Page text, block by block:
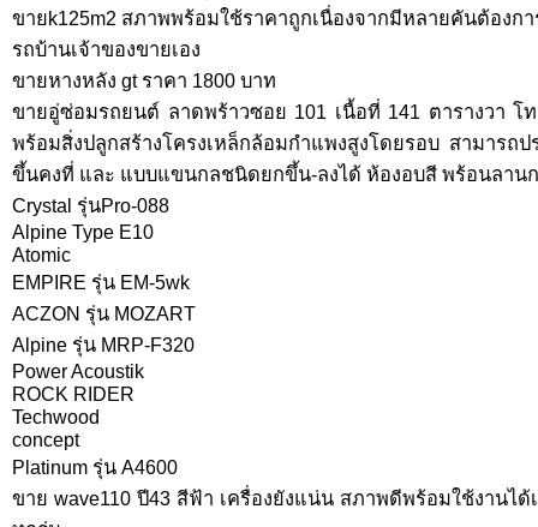
ขายk125m2 สภาพพร้อมใช้ราคาถูกเนื่องจากมีหลายคันต้องกา
รถบ้านเจ้าของขายเอง
ขายหางหลัง gt ราคา 1800 บาท
ขายอู่ซ่อมรถยนต์ ลาดพร้าวซอย 101 เนื้อที่ 141 ตารางวา โ
พร้อมสิ่งปลูกสร้างโครงเหล็กล้อมกำแพงสูงโดยรอบ สามารถ
ขึ้นคงที่ และ แบบแขนกลชนิดยกขึ้น-ลงได้ ห้องอบสี พร้อนลาน
Crystal รุ่นPro-088
Alpine Type E10
Atomic
EMPIRE รุ่น EM-5wk
ACZON รุ่น MOZART
Alpine รุ่น MRP-F320
Power Acoustik
ROCK RIDER
Techwood
concept
Platinum รุ่น A4600
ขาย wave110 ปี43 สีฟ้า เครื่องยังแน่น สภาพดีพร้อมใช้งานได้